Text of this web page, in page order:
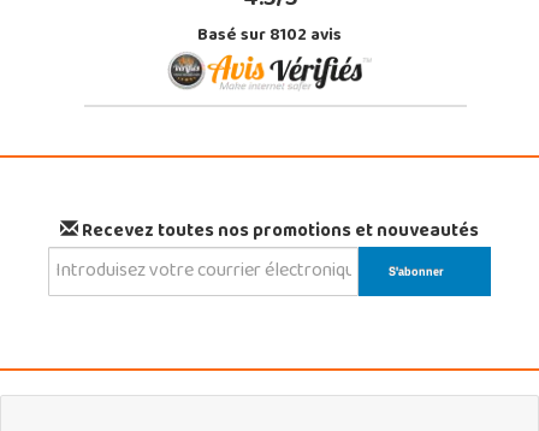
Basé sur 8102 avis
Recevez toutes nos promotions et nouveautés